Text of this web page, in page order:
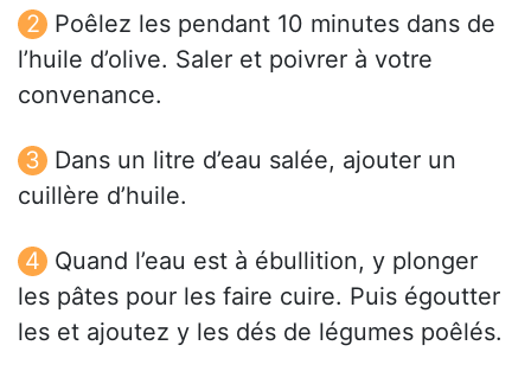
Poêlez les pendant 10 minutes dans de
l’huile d’olive. Saler et poivrer à votre
convenance.
Dans un litre d’eau salée, ajouter un
cuillère d’huile.
Quand l’eau est à ébullition, y plonger
les pâtes pour les faire cuire. Puis égoutter
les et ajoutez y les dés de légumes poêlés.